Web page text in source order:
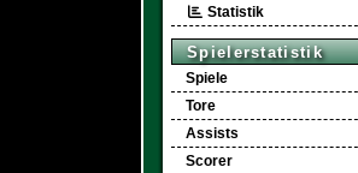
Statistik
Spielerstatistik
Spiele
Tore
Assists
Scorer